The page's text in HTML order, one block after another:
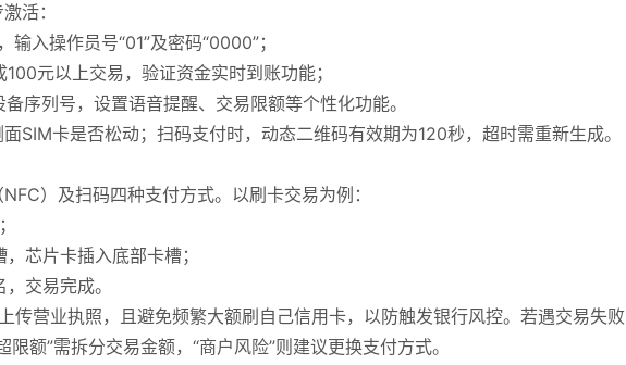
活：
入操作员号“01”及密码“0000”；
元以上交易，验证资金实时到账功能；
序列号，设置语音提醒、交易限额等个性化功能。
SIM卡是否松动；扫码支付时，动态二维码有效期为120秒，超时需重新生成。
）及扫码四种支付方式。以刷卡交易为例：
芯片卡插入底部卡槽；
交易完成。
传营业执照，且避免频繁大额刷自己信用卡，以防触发银行风控。若遇交易失
额”需拆分交易金额，“商户风险”则建议更换支付方式。